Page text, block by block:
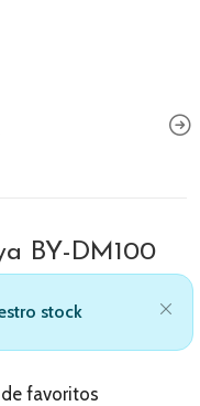
BY-DM100
stock
favoritos